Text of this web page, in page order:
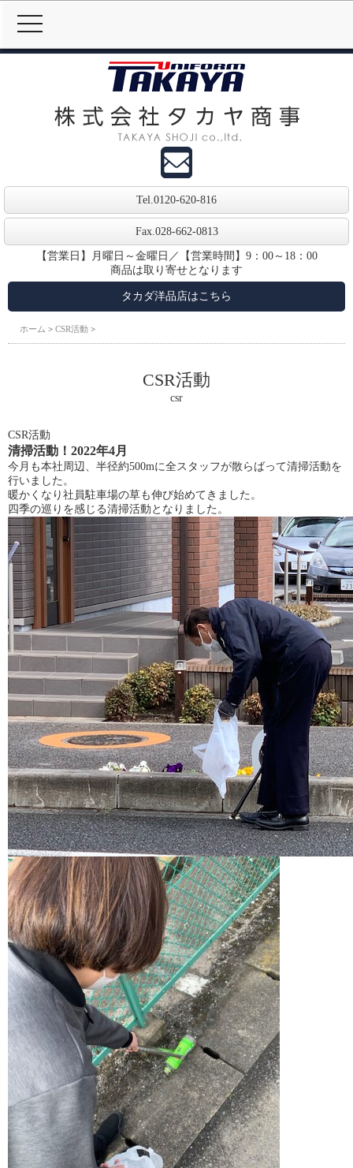
Tel.0120-620-816
Fax.028-662-0813
【営業日】月曜日～金曜日／【営業時間】9：00～18：00
商品は取り寄せとなります
タカダ洋品店はこちら
MENU
ホーム > CSR活動 >
CSR活動
csr
CSR活動
清掃活動！2022年4月
今月も本社周辺、半径約500mに全スタッフが散らばって清掃活動を
行いました。
暖かくなり社員駐車場の草も伸び始めてきました。
四季の巡りを感じる清掃活動となりました。